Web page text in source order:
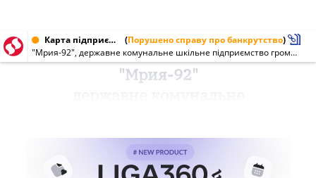
Карта підприємства від 17.07.1998 (Порушено справу про банкрутство)
"Мрия-92", державне комунальне шкільне підприємство громадського харчування
"Мрия-92"